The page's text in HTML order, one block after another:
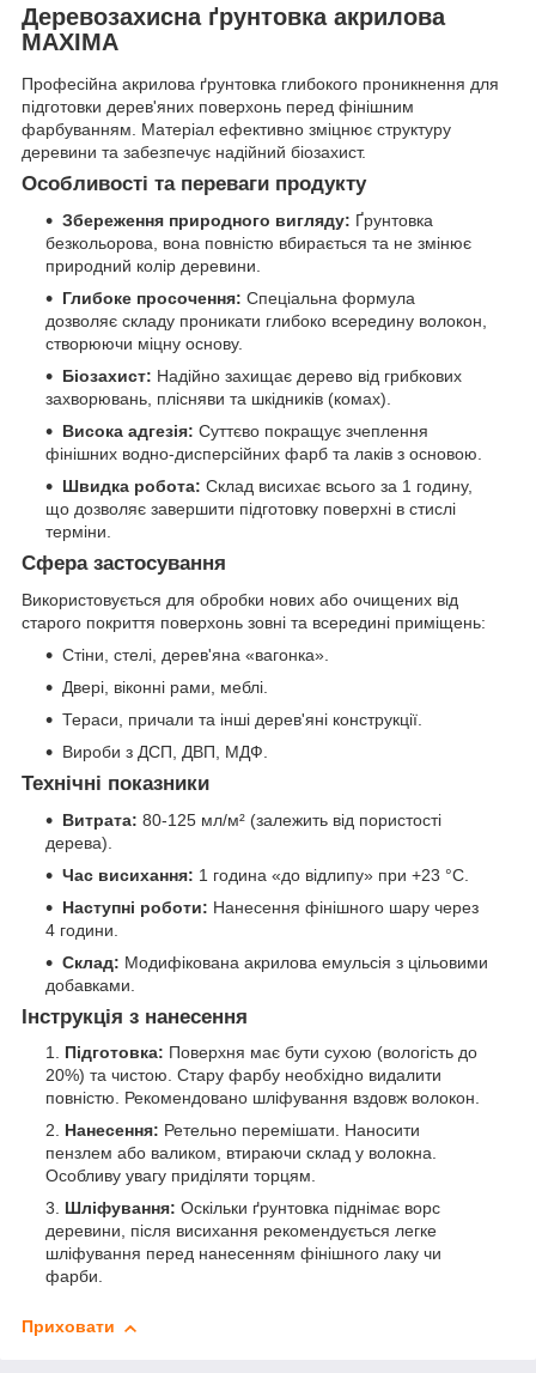
Деревозахисна ґрунтовка акрилова
MAXIMA
Професійна акрилова ґрунтовка глибокого проникнення для
підготовки дерев'яних поверхонь перед фінішним
фарбуванням. Матеріал ефективно зміцнює структуру
деревини та забезпечує надійний біозахист.
Особливості та переваги продукту
Збереження природного вигляду: Ґрунтовка
безкольорова, вона повністю вбирається та не змінює
природний колір деревини.
Глибоке просочення: Спеціальна формула
дозволяє складу проникати глибоко всередину волокон,
створюючи міцну основу.
Біозахист: Надійно захищає дерево від грибкових
захворювань, плісняви та шкідників (комах).
Висока адгезія: Суттєво покращує зчеплення
фінішних водно-дисперсійних фарб та лаків з основою.
Швидка робота: Склад висихає всього за 1 годину,
що дозволяє завершити підготовку поверхні в стислі
терміни.
Сфера застосування
Використовується для обробки нових або очищених від
старого покриття поверхонь зовні та всередині приміщень:
Стіни, стелі, дерев'яна «вагонка».
Двері, віконні рами, меблі.
Тераси, причали та інші дерев'яні конструкції.
Вироби з ДСП, ДВП, МДФ.
Технічні показники
Витрата: 80-125 мл/м² (залежить від пористості
дерева).
Час висихання: 1 година «до відлипу» при +23 °C.
Наступні роботи: Нанесення фінішного шару через
4 години.
Склад: Модифікована акрилова емульсія з цільовими
добавками.
Інструкція з нанесення
Підготовка: Поверхня має бути сухою (вологість до
20%) та чистою. Стару фарбу необхідно видалити
повністю. Рекомендовано шліфування вздовж волокон.
Нанесення: Ретельно перемішати. Наносити
пензлем або валиком, втираючи склад у волокна.
Особливу увагу приділяти торцям.
Шліфування: Оскільки ґрунтовка піднімає ворс
деревини, після висихання рекомендується легке
шліфування перед нанесенням фінішного лаку чи
фарби.
Приховати